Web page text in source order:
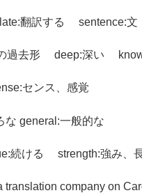
翻訳する sentence:文
の過去形 deep:深い
センス、感覚
な general:一般的な
続ける strength:強み、
translation company on